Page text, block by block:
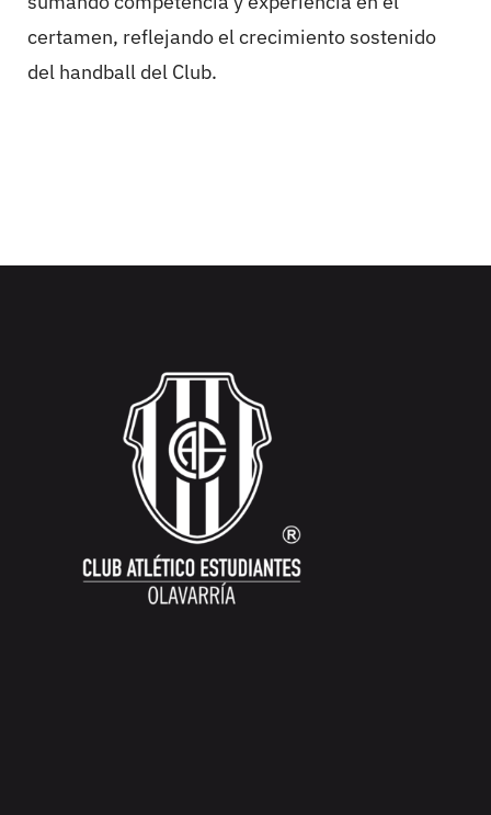
certamen, reflejando el crecimiento sostenido
del handball del Club.